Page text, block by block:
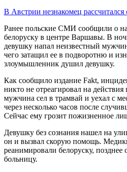
В Австрии незнакомец
Ранее польские СМИ сообщили о
белоруску в центре Варшавы. В
девушку напал неизвестный
чего затащил ее в подворотню и
злоумышленник душил девушку.
Как сообщило издание Fakt,
никто не отреагировал на
мужчина сел в трамвай и уехал с
через несколько часов после
Сейчас ему грозит пожизненное
Девушку без сознания нашел на
он и вызвал скорую помощь.
реанимировали белоруску, позднее
больницу.